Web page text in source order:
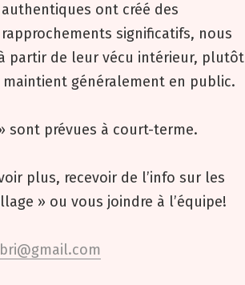
authentiques ont créé des
rapprochements significatifs, nous
partir de leur vécu intérieur, plutôt
généralement en public.
sont prévues à court-terme.
plus, recevoir de l’info sur les
» ou vous joindre à l’équipe!